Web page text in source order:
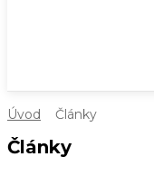
Úvod Články
Články